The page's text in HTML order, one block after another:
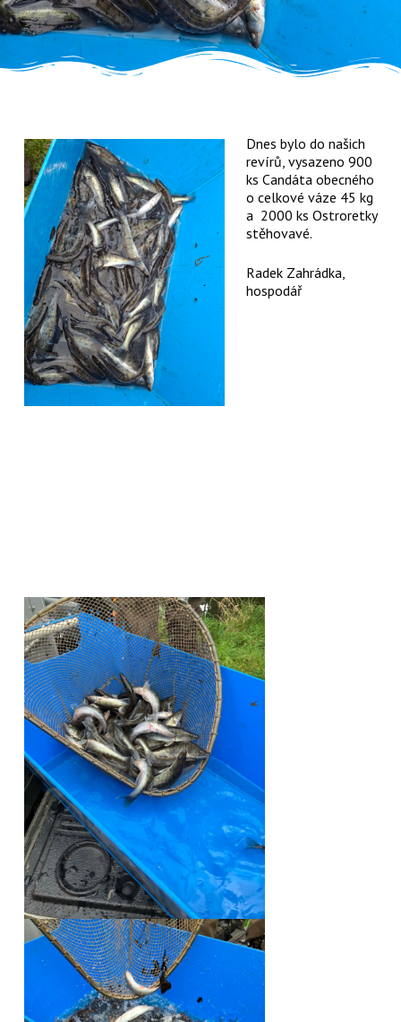
Dnes bylo do našich
revírů, vysazeno 900
ks Candáta obecného
o celkové váze 45 kg
a 2000 ks Ostroretky
stěhovavé.
Radek Zahrádka,
hospodář